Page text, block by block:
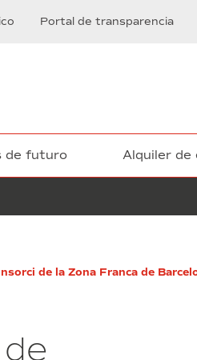
Portal de transparencia
de futuro Alquiler de
de la Zona Franca de